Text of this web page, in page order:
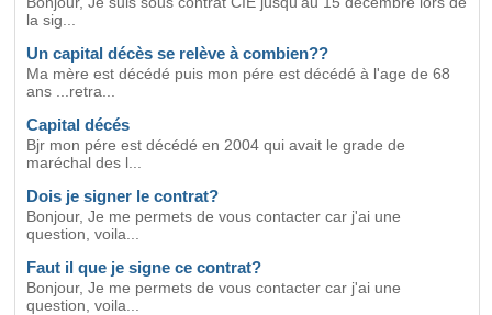
la sig...
Un capital décès se relève à combien??
Ma mère est décédé puis mon pére est décédé à l'age de 68
ans ...retra...
Capital décés
Bjr mon pére est décédé en 2004 qui avait le grade de
maréchal des l...
Dois je signer le contrat?
Bonjour, Je me permets de vous contacter car j'ai une
question, voila...
Faut il que je signe ce contrat?
Bonjour, Je me permets de vous contacter car j'ai une
question, voila...